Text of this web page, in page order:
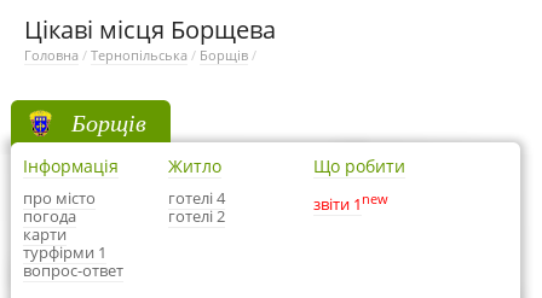
Цікаві місця Борщева
Головна / Тернопільська / Борщів /
Борщів
Інформація
про місто
погода
карти
турфірми 1
вопрос-ответ
Житло
готелі 4
готелі 2
Що робити
звіти 1 new